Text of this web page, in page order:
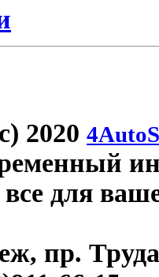
2020
для
пр.